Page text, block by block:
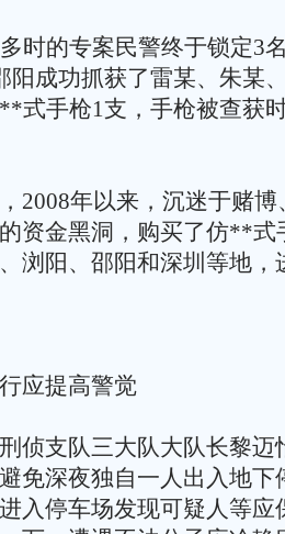
的专案民警终于锁定3
阳成功抓获了雷某、朱某
式手枪1支，手枪被查获
年以来，沉迷于赌博
资金黑洞，购买了仿**式
浏阳、邵阳和深圳等地，
应提高警觉
支队三大队大队长黎迈
免深夜独自一人出入地下
入停车场发现可疑人等应